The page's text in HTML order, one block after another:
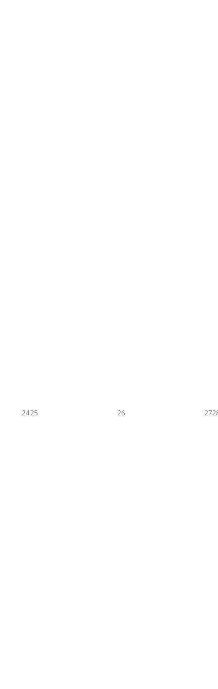
2425 26 27